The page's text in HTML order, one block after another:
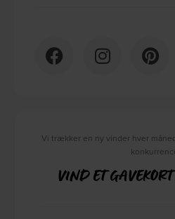
Vi trækker en ny vinder hver
VIND ET